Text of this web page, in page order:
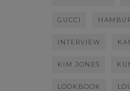
GUCCI
INTERVIEW
KIM JONES
LOOKBOOK